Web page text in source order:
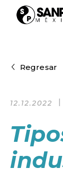
Regresar
12.12.2022